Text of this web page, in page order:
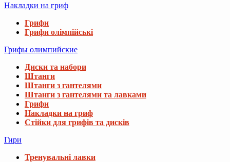
Накладки на гриф
Грифи
Грифи олімпійські
Грифы олимпийские
Диски та набори
Штанги
Штанги з гантелями
Штанги з гантелями та лавками
Грифи
Накладки на гриф
Стійки для грифів та дисків
Гири
Тренувальні лавки